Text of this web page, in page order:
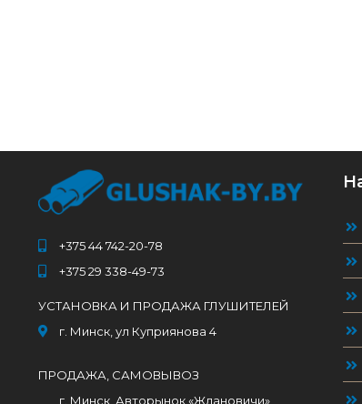
+375 44 742-20-78
+375 29 338-49-73
УСТАНОВКА И ПРОДАЖА ГЛУШИТЕЛЕЙ
г. Минск, ул Куприянова 4
ПРОДАЖА, САМОВЫВОЗ
г. Минск, Авторынок «Ждановичи»,